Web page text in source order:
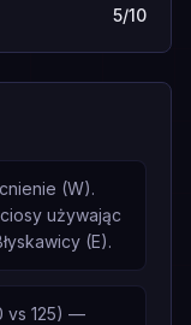
5/10
(W).
używając
(E).
vs 125) —